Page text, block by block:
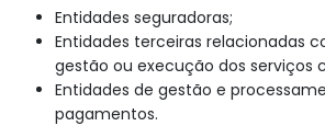
Entidades seguradoras;
Entidades terceiras relacionadas
gestão ou execução dos serviços
Entidades de gestão e
pagamentos.